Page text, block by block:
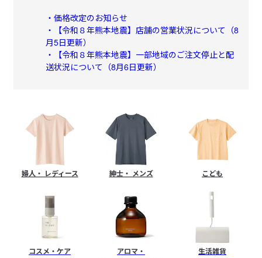
良
品
ネ
ト
ス
ト
ア
・価格改定のお知らせ
・【令和８年熊本地震】店舗の営業状況について（8
月5日更新）
・【令和８年熊本地震】一部地域のご注文停止と配
送状況について（8月6日更新）
婦人・ レディース 紳士・ メンズ こども
コスメ・ケア
アロマ・
生活雑貨